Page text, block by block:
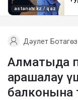
Дәулет Ботагөз
Алматыда
арашалау
балконына